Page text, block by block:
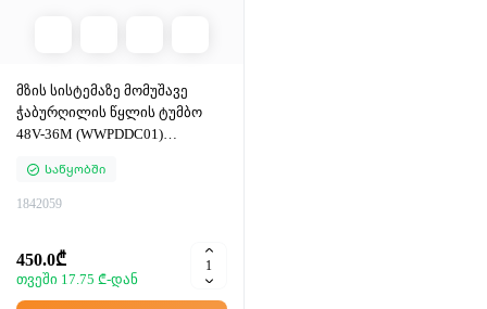
მზის სისტემაზე მომუშავე
ჭაბურღილის წყლის ტუმბო
48V-36M (WWPDDC01)
Საწყობში
1842059
450.0₾
თვეში 17.75 ₾-დან